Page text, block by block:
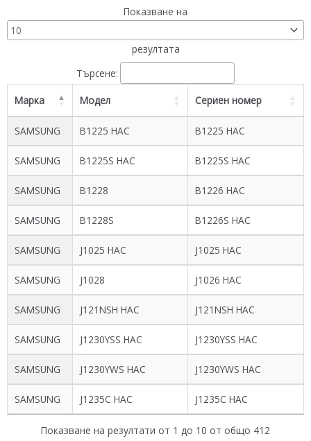
Показване на
резултата
Търсене:
Марка Модел Сериен номер
SAMSUNG B1225 HAC B1225 HAC
SAMSUNG B1225S HAC B1225S HAC
SAMSUNG B1228 B1226 HAC
SAMSUNG B1228S B1226S HAC
SAMSUNG J1025 HAC J1025 HAC
SAMSUNG J1028 J1026 HAC
SAMSUNG J121NSH HAC J121NSH HAC
SAMSUNG J1230YSS HAC J1230YSS HAC
SAMSUNG J1230YWS HAC J1230YWS HAC
SAMSUNG J1235C HAC J1235C HAC
Показване на резултати от 1 до 10 от общо 412